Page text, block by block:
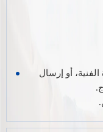
أو إرسال